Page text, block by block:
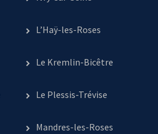
L’Haÿ-les-Roses
Le Kremlin-Bicêtre
Le Plessis-Trévise
Mandres-les-Roses